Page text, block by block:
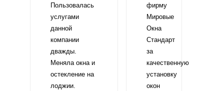
Пользовалась
услугами
данной
компании
дважды.
Меняла окна и
остекление на
лоджии.
фирму
Мировые
Окна
Стандарт
за
качественную
установку
окон